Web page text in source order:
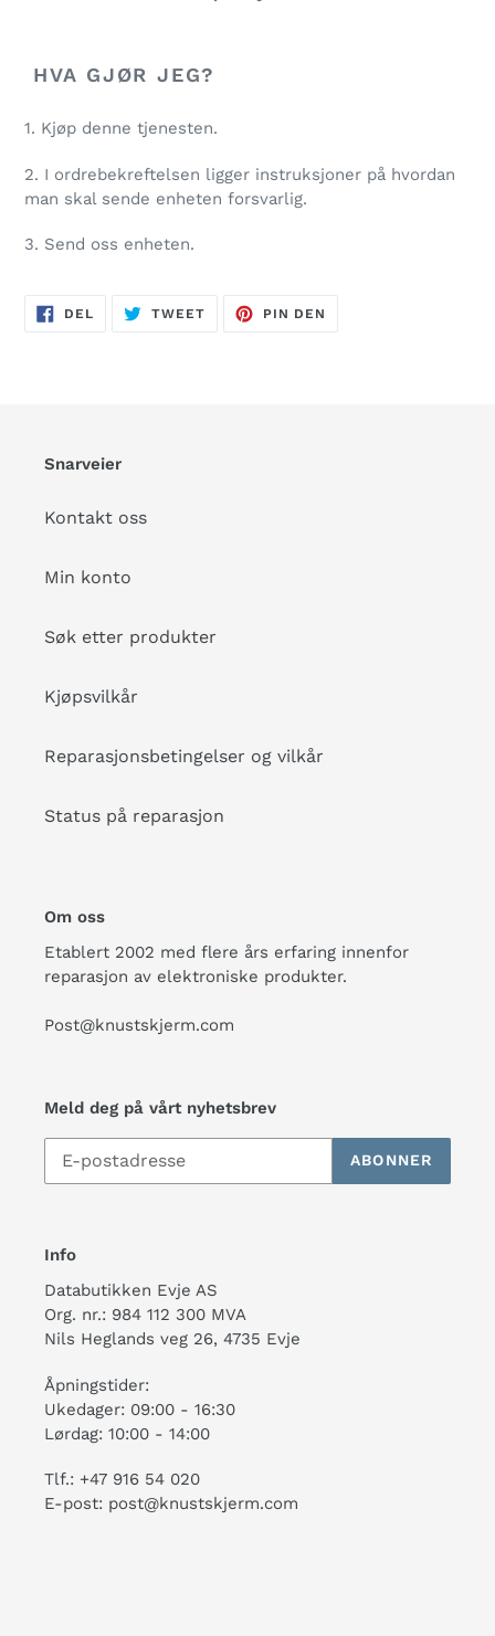
HVA GJØR JEG?
1. Kjøp denne tjenesten.
2. I ordrebekreftelsen ligger instruksjoner på hvordan
man skal sende enheten forsvarlig.
3. Send oss enheten.
DEL TWEETTWEET
PIN DEN
Snarveier
Kontakt oss
Min konto
Søk etter produkter
Kjøpsvilkår
Reparasjonsbetingelser og vilkår
Status på reparasjon
Om oss
Etablert 2002 med flere års erfaring innenfor
reparasjon av elektroniske produkter.
Post@knustskjerm.com
Meld deg på vårt nyhetsbrev
ABONNER
Info
Databutikken Evje AS
Org. nr.: 984 112 300 MVA
Nils Heglands veg 26, 4735 Evje
Åpningstider:
Ukedager: 09:00 - 16:30
Lørdag: 10:00 - 14:00
Tlf.: +47 916 54 020
E-post: post@knustskjerm.com